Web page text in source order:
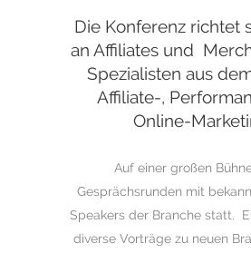
Die Konferenz richtet
an Affiliates und
Spezialisten aus
Affiliate-,
Online-
Auf einer großen
Gesprächsrunden mit
Speakers der Branche statt.
diverse Vorträge zu neuen